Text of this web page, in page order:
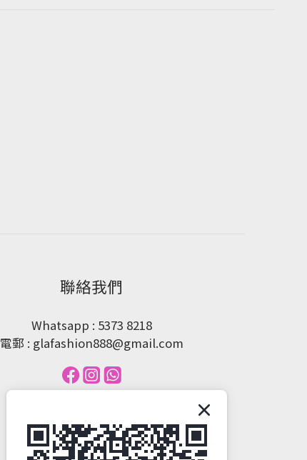
聯絡我們
Whatsapp : 5373 8218
電郵 : glafashion888@gmail.com